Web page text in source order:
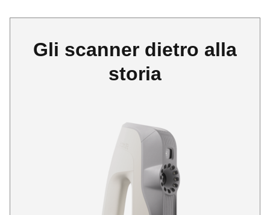
Gli scanner dietro alla
storia